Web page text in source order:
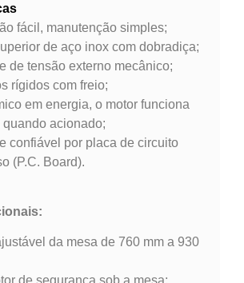
fácil, manutenção simples;
de aço inox com dobradiça;
de tensão externo mecânico;
rígidos com freio;
em energia, o motor funciona
quando acionado;
confiável por placa de circuito
(P.C. Board).
da mesa de 760 mm a 930